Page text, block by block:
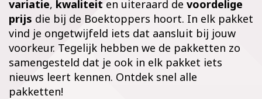
variatie, kwaliteit en uiteraard de voordelige
prijs die bij de Boektoppers hoort. In elk pakket
vind je ongetwijfeld iets dat aansluit bij jouw
voorkeur. Tegelijk hebben we de pakketten zo
samengesteld dat je ook in elk pakket iets
nieuws leert kennen. Ontdek snel alle
pakketten!